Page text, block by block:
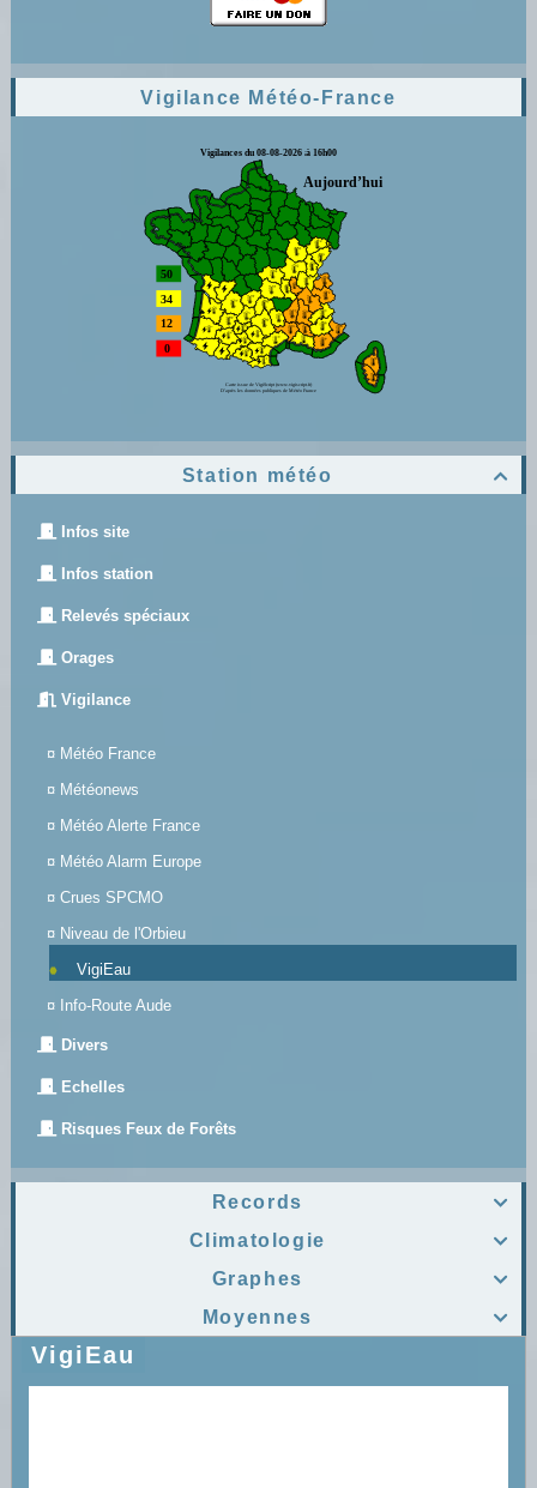
Vigilance Météo-France

Station météo
Infos site
Infos station
Relevés spéciaux
Orages
Vigilance
¤ Météo France
¤ Météonews
¤ Météo Alerte France
¤ Météo Alarm Europe
¤ Crues SPCMO
¤ Niveau de l'Orbieu
VigiEau
¤ Info-Route Aude
Divers
Echelles
Risques Feux de Forêts

Records

Climatologie

Graphes

Moyennes
VigiEau